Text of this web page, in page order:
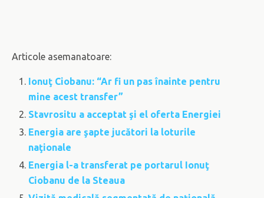
Articole asemanatoare:
Ionuţ Ciobanu: “Ar fi un pas înainte pentru
mine acest transfer”
Stavrositu a acceptat şi el oferta Energiei
Energia are şapte jucători la loturile
naţionale
Energia l-a transferat pe portarul Ionuţ
Ciobanu de la Steaua